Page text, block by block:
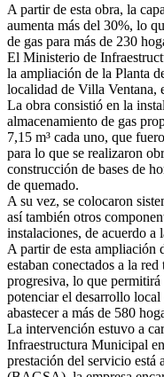
A partir de esta obra, la
aumenta más del 30%, lo
de gas para más de 230
El Ministerio de
la ampliación de la Planta
localidad de Villa Ventana,
La obra consistió en la
almacenamiento de gas
7,15 m³ cada uno, que
para lo que se realizaron
construcción de bases de
de quemado.
A su vez, se colocaron
así también otros
instalaciones, de acuerdo a
A partir de esta ampliación
estaban conectados a la
progresiva, lo que
potenciar el desarrollo
abastecer a más de 580
La intervención estuvo a
Infraestructura Municipal
prestación del servicio está